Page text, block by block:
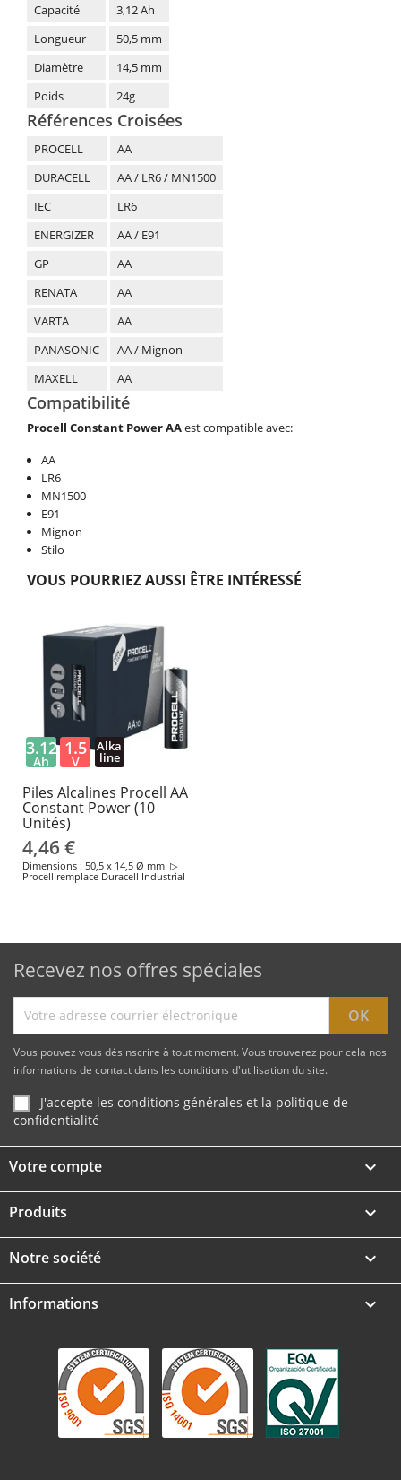
Capacité
3,12 Ah
Longueur
50,5 mm
Diamètre
14,5 mm
Poids
24g
Références Croisées
PROCELL
AA
DURACELL
AA / LR6 / MN1500
IEC
LR6
ENERGIZER
AA / E91
GP
AA
RENATA
AA
VARTA
AA
PANASONIC
AA / Mignon
MAXELL
AA
Compatibilité
Procell Constant Power AAest compatible avec:
AA
LR6
MN1500
E91
Mignon
Stilo
VOUS POURRIEZ AUSSI ÊTRE INTÉRESSÉ
Piles Alcalines Procell AA
Constant Power (10
Unités)
4,46 €
Dimensions : 50,5 x 14,5 Ø mm ▷
Procell remplace Duracell Industrial
3.12
Ah
1.5
V
Alka
line
Recevez nos offres spéciales
Vous pouvez vous désinscrire à tout moment. Vous trouverez pour cela nos
informations de contact dans les conditions d'utilisation du site.
J'accepte les conditions générales et la politique de
confidentialité
Votre compte 
Produits 
Notre société 
Informations keyboard_arrow_down